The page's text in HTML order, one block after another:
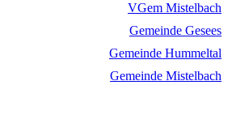
VGem Mistelbach
Gemeinde Gesees
Gemeinde Hummeltal
Gemeinde Mistelbach